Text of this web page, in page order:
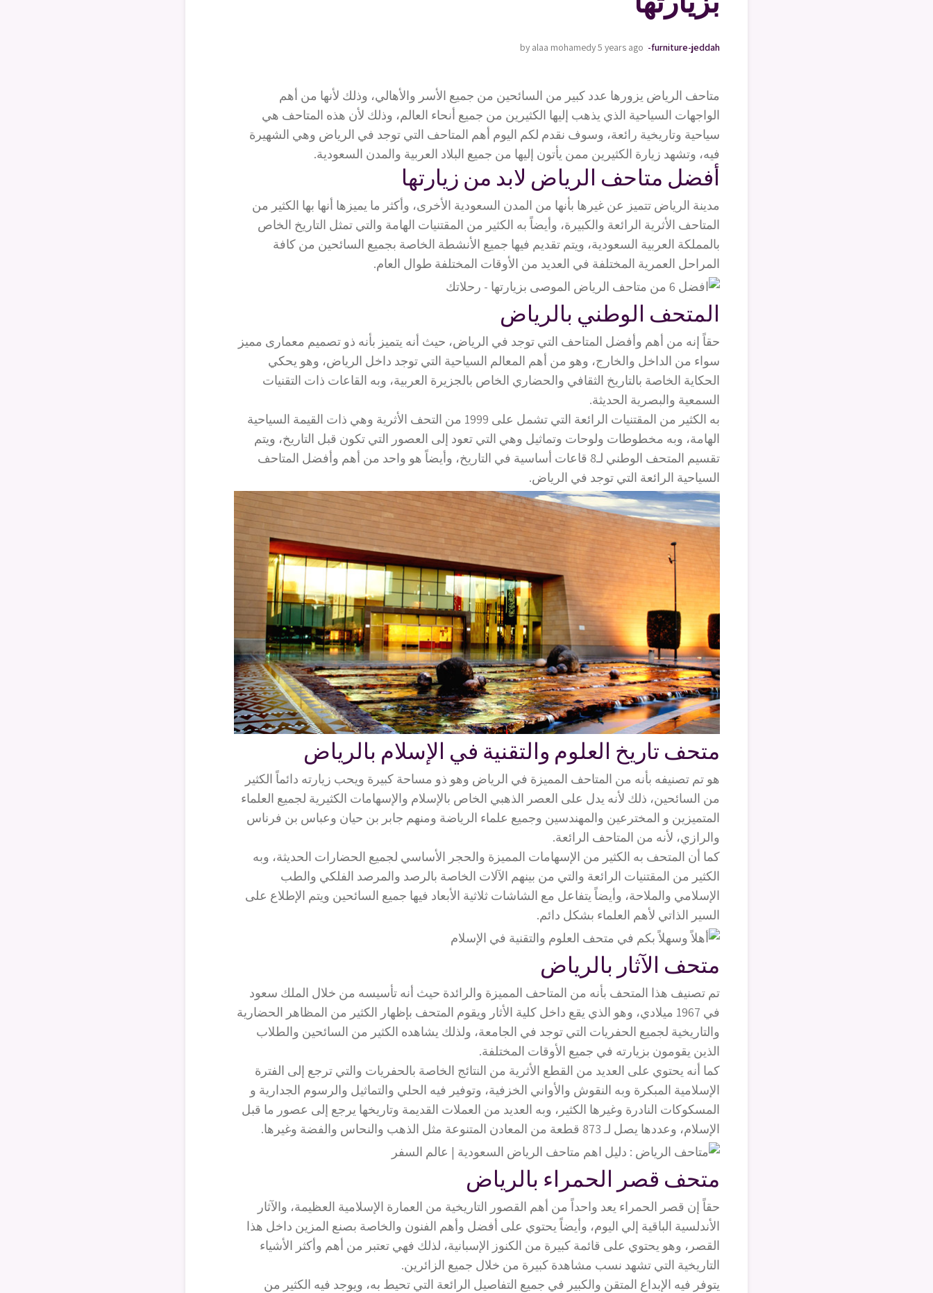
moving-furniture-jeddah
by alaa mohamedy5 years ago
متاحف الرياض يزورها عدد كبير من السائحين من جميع الأسر والأهالي، وذلك لأنها من أهم
الواجهات السياحية الذي يذهب إليها الكثيرين من جميع أنحاء العالم، وذلك لأن هذه المتاحف هي
سياحية وتاريخية رائعة، وسوف نقدم لكم اليوم أهم المتاحف التي توجد في الرياض وهي الشهيرة
فيه، وتشهد زيارة الكثيرين ممن يأتون إليها من جميع البلاد العربية والمدن السعودية.
أفضل متاحف الرياض لابد من زيارتها
مدينة الرياض تتميز عن غيرها بأنها من المدن السعودية الأخرى، وأكثر ما يميزها أنها بها الكثير من
المتاحف الأثرية الرائعة والكبيرة، وأيضاً به الكثير من المقتنيات الهامة والتي تمثل التاريخ الخاص
بالمملكة العربية السعودية، ويتم تقديم فيها جميع الأنشطة الخاصة بجميع السائحين من كافة
المراحل العمرية المختلفة في العديد من الأوقات المختلفة طوال العام.
المتحف الوطني بالرياض
حقاً إنه من أهم وأفضل المتاحف التي توجد في الرياض، حيث أنه يتميز بأنه ذو تصميم معمارى مميز
سواء من الداخل والخارج، وهو من أهم المعالم السياحية التي توجد داخل الرياض، وهو يحكي
الحكاية الخاصة بالتاريخ الثقافي والحضاري الخاص بالجزيرة العربية، وبه القاعات ذات التقنيات
السمعية والبصرية الحديثة.
به الكثير من المقتنيات الرائعة التي تشمل على 1999 من التحف الأثرية وهي ذات القيمة السياحية
الهامة، وبه مخطوطات ولوحات وتماثيل وهي التي تعود إلى العصور التي تكون قبل التاريخ، ويتم
تقسيم المتحف الوطني لـ8 قاعات أساسية في التاريخ، وأيضاً هو واحد من أهم وأفضل المتاحف
السياحية الرائعة التي توجد في الرياض.
متحف تاريخ العلوم والتقنية في الإسلام بالرياض
هو تم تصنيفه بأنه من المتاحف المميزة في الرياض وهو ذو مساحة كبيرة ويحب زيارته دائماً الكثير
من السائحين، ذلك لأنه يدل على العصر الذهبي الخاص بالإسلام والإسهامات الكثيرية لجميع العلماء
المتميزين و المخترعين والمهندسين وجميع علماء الرياضة ومنهم جابر بن حيان وعباس بن فرناس
والرازي، لأنه من المتاحف الرائعة.
كما أن المتحف به الكثير من الإسهامات المميزة والحجر الأساسي لجميع الحضارات الحديثة، وبه
الكثير من المقتنيات الرائعة والتي من بينهم الآلات الخاصة بالرصد والمرصد الفلكي والطب
الإسلامي والملاحة، وأيضاً يتفاعل مع الشاشات ثلاثية الأبعاد فيها جميع السائحين ويتم الإطلاع على
السير الذاتي لأهم العلماء بشكل دائم.
متحف الآثار بالرياض
تم تصنيف هذا المتحف بأنه من المتاحف المميزة والرائدة حيث أنه تأسيسه من خلال الملك سعود
في 1967 ميلادي، وهو الذي يقع داخل كلية الأثار ويقوم المتحف بإظهار الكثير من المظاهر الحضارية
والتاريخية لجميع الحفريات التي توجد في الجامعة، ولذلك يشاهده الكثير من السائحين والطلاب
الذين يقومون بزيارته في جميع الأوقات المختلفة.
كما أنه يحتوي على العديد من القطع الأثرية من النتائج الخاصة بالحفريات والتي ترجع إلى الفترة
الإسلامية المبكرة وبه النقوش والأواني الخزفية، وتوفير فيه الحلي والتماثيل والرسوم الجدارية و
المسكوكات النادرة وغيرها الكثير، وبه العديد من العملات القديمة وتاريخها يرجع إلى عصور ما قبل
الإسلام، وعددها يصل لـ 873 قطعة من المعادن المتنوعة مثل الذهب والنحاس والفضة وغيرها.
متحف قصر الحمراء بالرياض
حقاً إن قصر الحمراء يعد واحداً من أهم القصور التاريخية من العمارة الإسلامية العظيمة، والآثار
الأندلسية الباقية إلي اليوم، وأيضاً يحتوي على أفضل وأهم الفنون والخاصة بصنع المزين داخل هذا
القصر، وهو يحتوي على قائمة كبيرة من الكنوز الإسبانية، لذلك فهي تعتبر من أهم وأكثر الأشياء
التاريخية التي تشهد نسب مشاهدة كبيرة من خلال جميع الزائرين.
يتوفر فيه الإبداع المتقن والكبير في جميع التفاصيل الرائعة التي تحيط به، ويوجد فيه الكثير من